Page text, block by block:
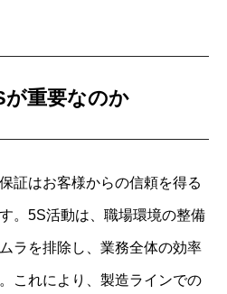
が重要なのか
証はお客様からの信頼を得る
。5S活動は、職場環境の整備
ラを排除し、業務全体の効率
これにより、製造ラインでの